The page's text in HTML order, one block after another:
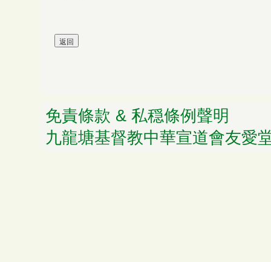
免責條款 & 私穏條例聲明
九龍塘基督教中華宣道會友愛